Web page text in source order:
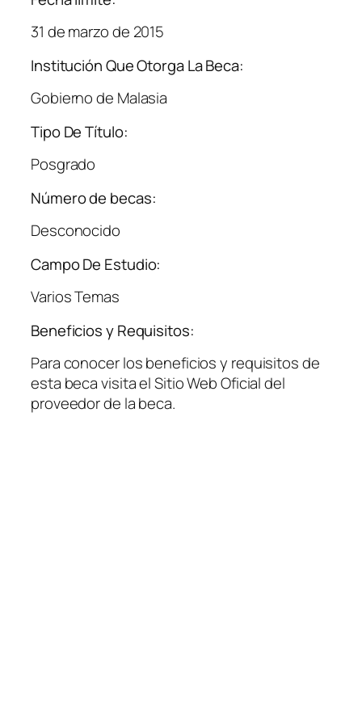
31 de marzo de 2015
Institución Que Otorga La Beca:
Gobierno de Malasia
Tipo De Título:
Posgrado
Número de becas:
Desconocido
Campo De Estudio:
Varios Temas
Beneficios y Requisitos:
Para conocer los beneficios y requisitos de
esta beca visita el Sitio Web Oficial del
proveedor de la beca.